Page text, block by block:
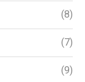
(8)
(7)
(9)